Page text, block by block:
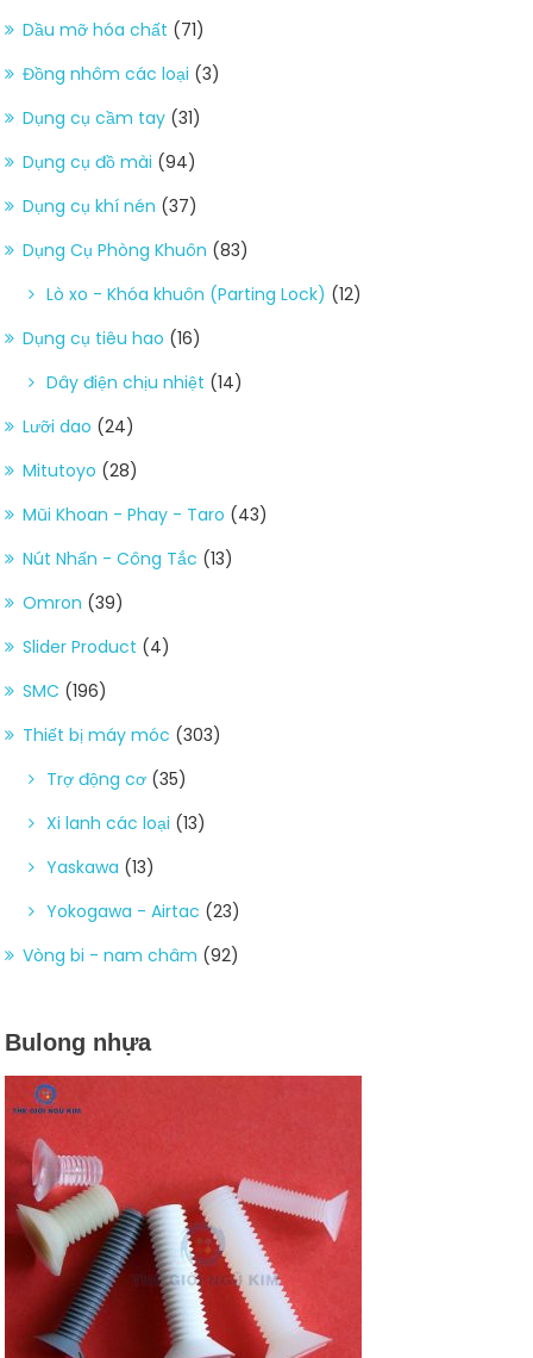
Dầu mỡ hóa chất (71)
Đồng nhôm các loại (3)
Dụng cụ cầm tay (31)
Dụng cụ đồ mài (94)
Dụng cụ khí nén (37)
Dụng Cụ Phòng Khuôn (83)
Lò xo - Khóa khuôn (Parting Lock) (12)
Dụng cụ tiêu hao (16)
Dây điện chịu nhiệt (14)
Lưỡi dao (24)
Mitutoyo (28)
Mũi Khoan - Phay - Taro (43)
Nút Nhấn - Công Tắc (13)
Omron (39)
Slider Product (4)
SMC (196)
Thiết bị máy móc (303)
Trợ động cơ (35)
Xi lanh các loại (13)
Yaskawa (13)
Yokogawa - Airtac (23)
Vòng bi - nam châm (92)
Bulong nhựa